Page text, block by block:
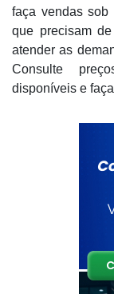
faça vendas sob
que precisam
atender as
Consulte
disponíveis e